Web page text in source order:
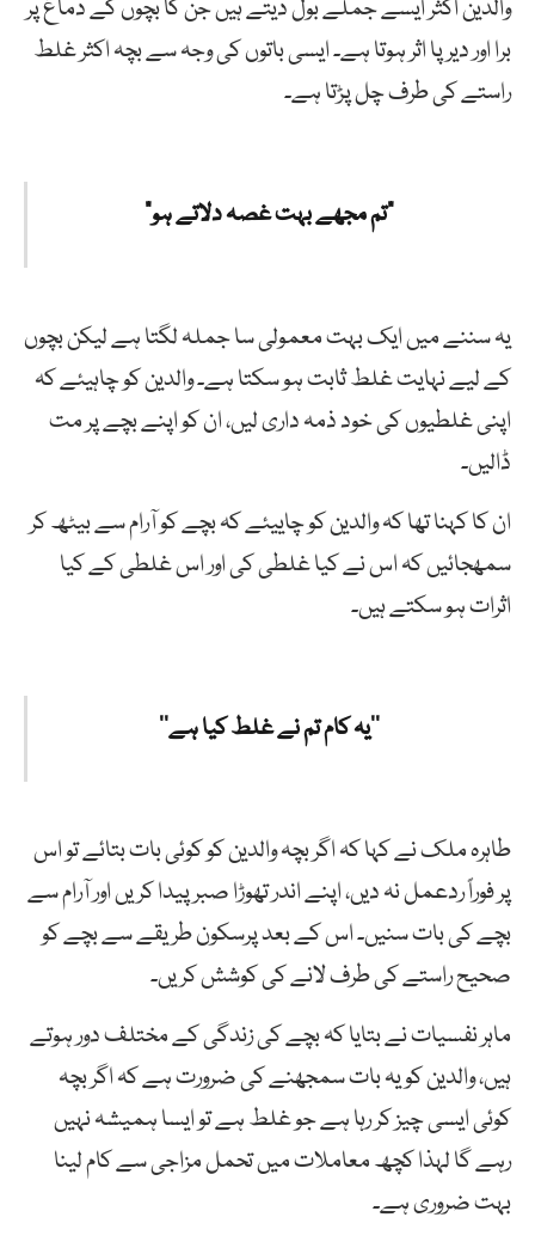
والدین اکثر ایسے جملے بول دیتے ہیں جن کا بچوں کے دماغ پر
برا اور دیرپا اثر ہوتا ہے۔ ایسی باتوں کی وجہ سے بچہ اکثر غلط
راستے کی طرف چل پڑتا ہے۔
“تم مجھے بہت غصہ دلاتے ہو”
یہ سننے میں ایک بہت معمولی سا جملہ لگتا ہے لیکن بچوں
کے لیے نہایت غلط ثابت ہو سکتا ہے۔ والدین کو چاہیئے کہ
اپنی غلطیوں کی خود ذمہ داری لیں، ان کو اپنے بچے پر مت
ڈالیں۔
ان کا کہنا تھا کہ والدین کو چاییئے کہ بچے کو آرام سے بیٹھ کر
سمھجائیں کہ اس نے کیا غلطی کی اور اس غلطی کے کیا
اثرات ہو سکتے ہیں۔
’’یہ کام تم نے غلط کیا ہے‘‘
طاہرہ ملک نے کہا کہ اگر بچہ والدین کو کوئی بات بتائے تو اس
پر فوراً ردعمل نہ دیں، اپنے اندر تھوڑا صبر پیدا کریں اور آرام سے
بچے کی بات سنیں۔ اس کے بعد پرسکون طریقے سے بچے کو
صحیح راستے کی طرف لانے کی کوشش کریں۔
ماہر نفسیات نے بتایا کہ بچے کی زندگی کے مختلف دور ہوتے
ہیں، والدین کو یہ بات سمجھنے کی ضرورت ہے کہ اگر بچہ
کوئی ایسی چیز کر رہا ہے جو غلط ہے تو ایسا ہمیشہ نہیں
رہے گا لہذا کچھ معاملات میں تحمل مزاجی سے کام لینا
بہت ضروری ہے۔